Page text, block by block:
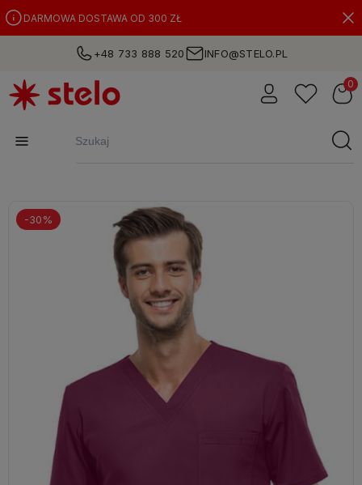
DARMOWA DOSTAWA OD 300 ZŁ
+48 733 888 520 INFO@STELO.PL
-30%